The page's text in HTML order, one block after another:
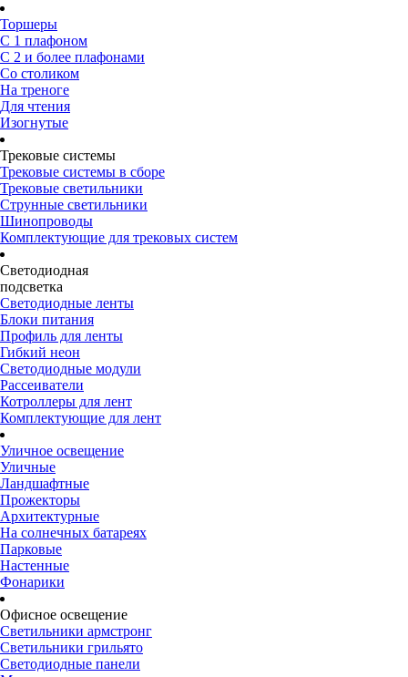
Торшеры
С 1 плафоном
С 2 и более плафонами
Со столиком
На треноге
Для чтения
Изогнутые
Трековые системы
Трековые системы в сборе
Трековые светильники
Струнные светильники
Шинопроводы
Комплектующие для трековых систем
Светодиодная
подсветка
Светодиодные ленты
Блоки питания
Профиль для ленты
Гибкий неон
Светодиодные модули
Рассеиватели
Котроллеры для лент
Комплектующие для лент
Уличное освещение
Уличные
Ландшафтные
Прожекторы
Архитектурные
На солнечных батареях
Парковые
Настенные
Фонарики
Офисное освещение
Светильники армстронг
Светильники грильято
Светодиодные панели